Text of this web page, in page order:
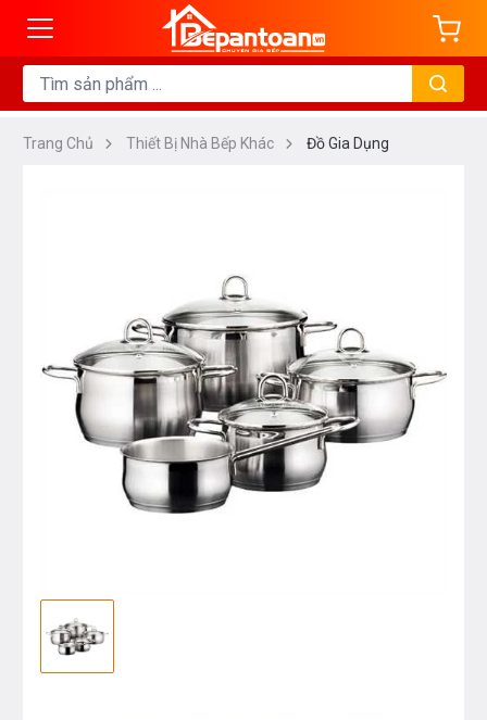
Trang Chủ Thiết Bị Nhà Bếp Khác Đồ Gia Dụng